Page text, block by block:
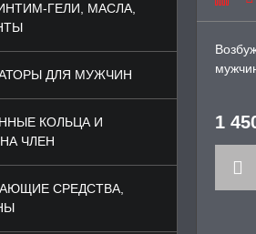
ГЕЛИ, МАСЛА,
ДЛЯ МУЖЧИН
КОЛЬЦА И
ЧЛЕН
СРЕДСТВА,
1